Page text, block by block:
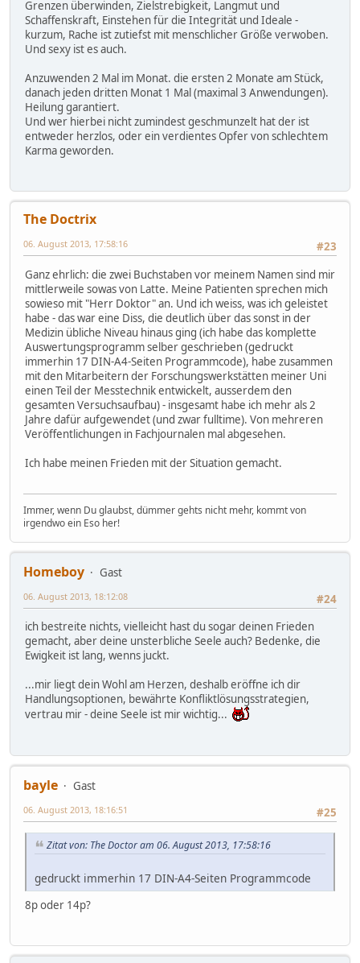
Grenzen überwinden, Zielstrebigkeit, Langmut und
Schaffenskraft, Einstehen für die Integrität und Ideale -
kurzum, Rache ist zutiefst mit menschlicher Größe verwoben.
Und sexy ist es auch.
Anzuwenden 2 Mal im Monat. die ersten 2 Monate am Stück,
danach jeden dritten Monat 1 Mal (maximal 3 Anwendungen).
Heilung garantiert.
Und wer hierbei nicht zumindest geschmunzelt hat der ist
entweder herzlos, oder ein verdientes Opfer von schlechtem
Karma geworden.
The Doctrix
#23
06. August 2013, 17:58:16
Ganz ehrlich: die zwei Buchstaben vor meinem Namen sind mir
mittlerweile sowas von Latte. Meine Patienten sprechen mich
sowieso mit "Herr Doktor" an. Und ich weiss, was ich geleistet
habe - das war eine Diss, die deutlich über das sonst in der
Medizin übliche Niveau hinaus ging (ich habe das komplette
Auswertungsprogramm selber geschrieben (gedruckt
immerhin 17 DIN-A4-Seiten Programmcode), habe zusammen
mit den Mitarbeitern der Forschungswerkstätten meiner Uni
einen Teil der Messtechnik entwickelt, ausserdem den
gesamten Versuchsaufbau) - insgesamt habe ich mehr als 2
Jahre dafür aufgewendet (und zwar fulltime). Von mehreren
Veröffentlichungen in Fachjournalen mal abgesehen.
Ich habe meinen Frieden mit der Situation gemacht.
Immer, wenn Du glaubst, dümmer gehts nicht mehr, kommt von
irgendwo ein Eso her!
Homeboy
Gast
#24
06. August 2013, 18:12:08
ich bestreite nichts, vielleicht hast du sogar deinen Frieden
gemacht, aber deine unsterbliche Seele auch? Bedenke, die
Ewigkeit ist lang, wenns juckt.
...mir liegt dein Wohl am Herzen, deshalb eröffne ich dir
Handlungsoptionen, bewährte Konfliktlösungsstrategien,
vertrau mir - deine Seele ist mir wichtig...
bayle
Gast
#25
06. August 2013, 18:16:51
Zitat von: The Doctor am 06. August 2013, 17:58:16
gedruckt immerhin 17 DIN-A4-Seiten Programmcode
8p oder 14p?